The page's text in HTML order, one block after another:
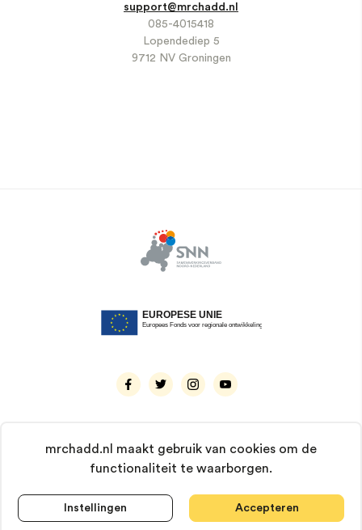
support@mrchadd.nl
085-4015418
Lopendediep 5
9712 NV Groningen
© 2026 Mr. Chadd. Alle rechten voorbehouden.
IBAN: NL93 ABNA 0483 1544 31
mrchadd.nl maakt gebruik van cookies om de
functionaliteit te waarborgen.
Instellingen Accepteren